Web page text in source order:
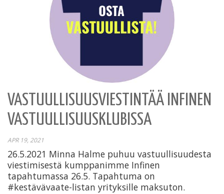
VASTUULLISUUSVIESTINTÄÄ INFINEN
VASTUULLISUUSKLUBISSA
APR 19, 2021
26.5.2021 Minna Halme puhuu vastuullisuudesta
viestimisestä kumppanimme Infinen
tapahtumassa 26.5. Tapahtuma on
#kestävävaate-listan yrityksille maksuton.